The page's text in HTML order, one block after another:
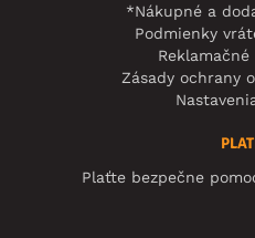
*Nákupné a
Podmienky
Zásady ochrany
Plaťte bezpečne